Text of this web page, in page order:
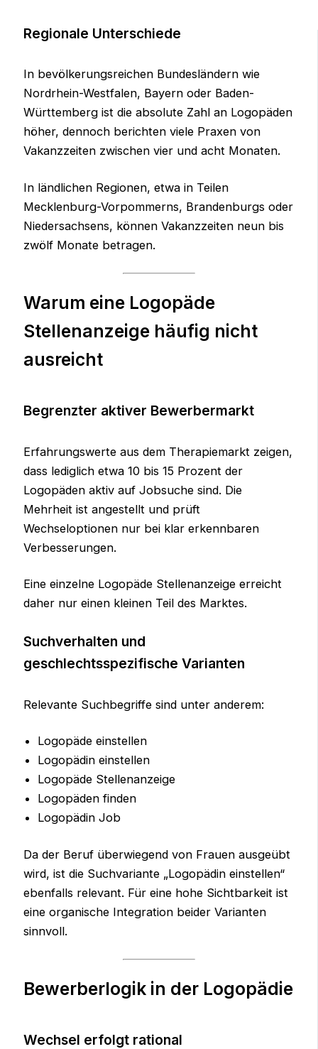
Regionale Unterschiede
In bevölkerungsreichen Bundesländern wie
Nordrhein-Westfalen, Bayern oder Baden-
Württemberg ist die absolute Zahl an Logopäden
höher, dennoch berichten viele Praxen von
Vakanzzeiten zwischen vier und acht Monaten.
In ländlichen Regionen, etwa in Teilen
Mecklenburg-Vorpommerns, Brandenburgs oder
Niedersachsens, können Vakanzzeiten neun bis
zwölf Monate betragen.
Warum eine Logopäde
Stellenanzeige häufig nicht
ausreicht
Begrenzter aktiver Bewerbermarkt
Erfahrungswerte aus dem Therapiemarkt zeigen,
dass lediglich etwa 10 bis 15 Prozent der
Logopäden aktiv auf Jobsuche sind. Die
Mehrheit ist angestellt und prüft
Wechseloptionen nur bei klar erkennbaren
Verbesserungen.
Eine einzelne Logopäde Stellenanzeige erreicht
daher nur einen kleinen Teil des Marktes.
Suchverhalten und
geschlechtsspezifische Varianten
Relevante Suchbegriffe sind unter anderem:
Logopäde einstellen
Logopädin einstellen
Logopäde Stellenanzeige
Logopäden finden
Logopädin Job
Da der Beruf überwiegend von Frauen ausgeübt
wird, ist die Suchvariante „Logopädin einstellen“
ebenfalls relevant. Für eine hohe Sichtbarkeit ist
eine organische Integration beider Varianten
sinnvoll.
Bewerberlogik in der Logopädie
Wechsel erfolgt rational